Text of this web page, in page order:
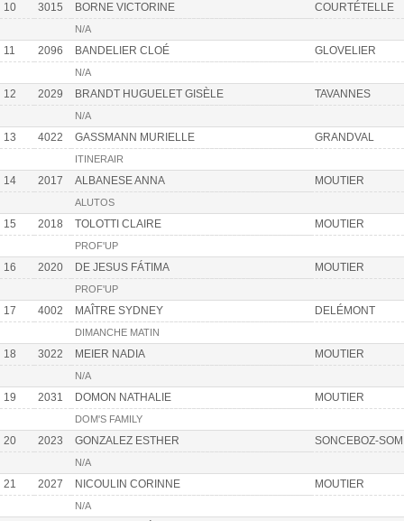
10 3015 BORNE VICTORINE COURTÉTELLE
N/A
11 2096 BANDELIER CLOÉ GLOVELIER
N/A
12 2029 BRANDT HUGUELET GISÈLE TAVANNES
N/A
13 4022 GASSMANN MURIELLE GRANDVAL
ITINERAIR
14 2017 ALBANESE ANNA MOUTIER
ALUTOS
15 2018 TOLOTTI CLAIRE MOUTIER
PROF'UP
16 2020 DE JESUS FÁTIMA MOUTIER
PROF'UP
17 4002 MAÎTRE SYDNEY DELÉMONT
DIMANCHE MATIN
18 3022 MEIER NADIA MOUTIER
N/A
19 2031 DOMON NATHALIE MOUTIER
DOM'S FAMILY
20 2023 GONZALEZ ESTHER SONCEBOZ-
N/A
21 2027 NICOULIN CORINNE MOUTIER
N/A